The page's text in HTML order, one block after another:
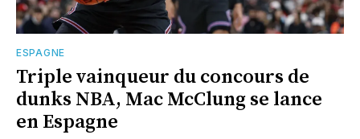
ESPAGNE
Triple vainqueur du concours de
dunks NBA, Mac McClung se lance
en Espagne